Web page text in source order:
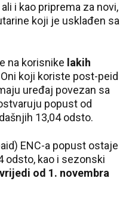
i kao priprema za novi,
koji je usklađen sa
na korisnike lakih
koji koriste post-peid
uređaj povezan sa
popust od
13,04 odsto.
ENC-a popust ostaje
odsto, kao i sezonski
vrijedi od 1. novembra